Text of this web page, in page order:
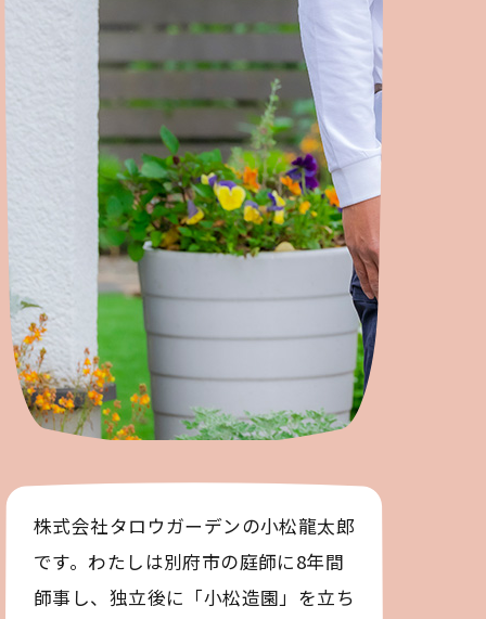
株式会社タロウガーデンの小松龍太郎
です。わたしは別府市の庭師に8年間
師事し、独立後に「小松造園」を立ち